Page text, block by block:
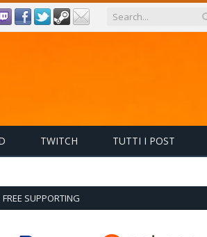
TWITCH TUTTI I POST
FREE SUPPORTING